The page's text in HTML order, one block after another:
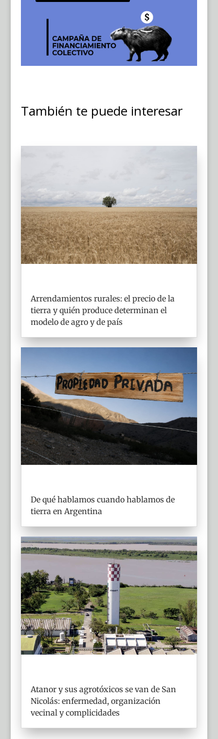
También te puede interesar
Arrendamientos rurales: el precio de la
tierra y quién produce determinan el
modelo de agro y de país
De qué hablamos cuando hablamos de
tierra en Argentina
Atanor y sus agrotóxicos se van de San
Nicolás: enfermedad, organización
vecinal y complicidades